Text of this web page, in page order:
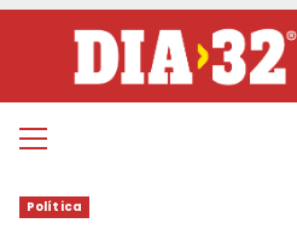
contenido
Menú
Política